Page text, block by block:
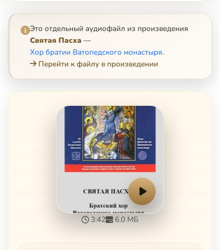
Это отдельный аудиофайл из произведения
Святая Пасха —
Хор братии Ватопедского монастыря.
Перейти к файлу в произведении
3:42 6.0 МБ